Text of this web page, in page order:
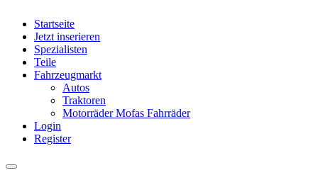
Startseite
Jetzt inserieren
Spezialisten
Teile
Fahrzeugmarkt
Autos
Traktoren
Motorräder Mofas Fahrräder
Login
Register